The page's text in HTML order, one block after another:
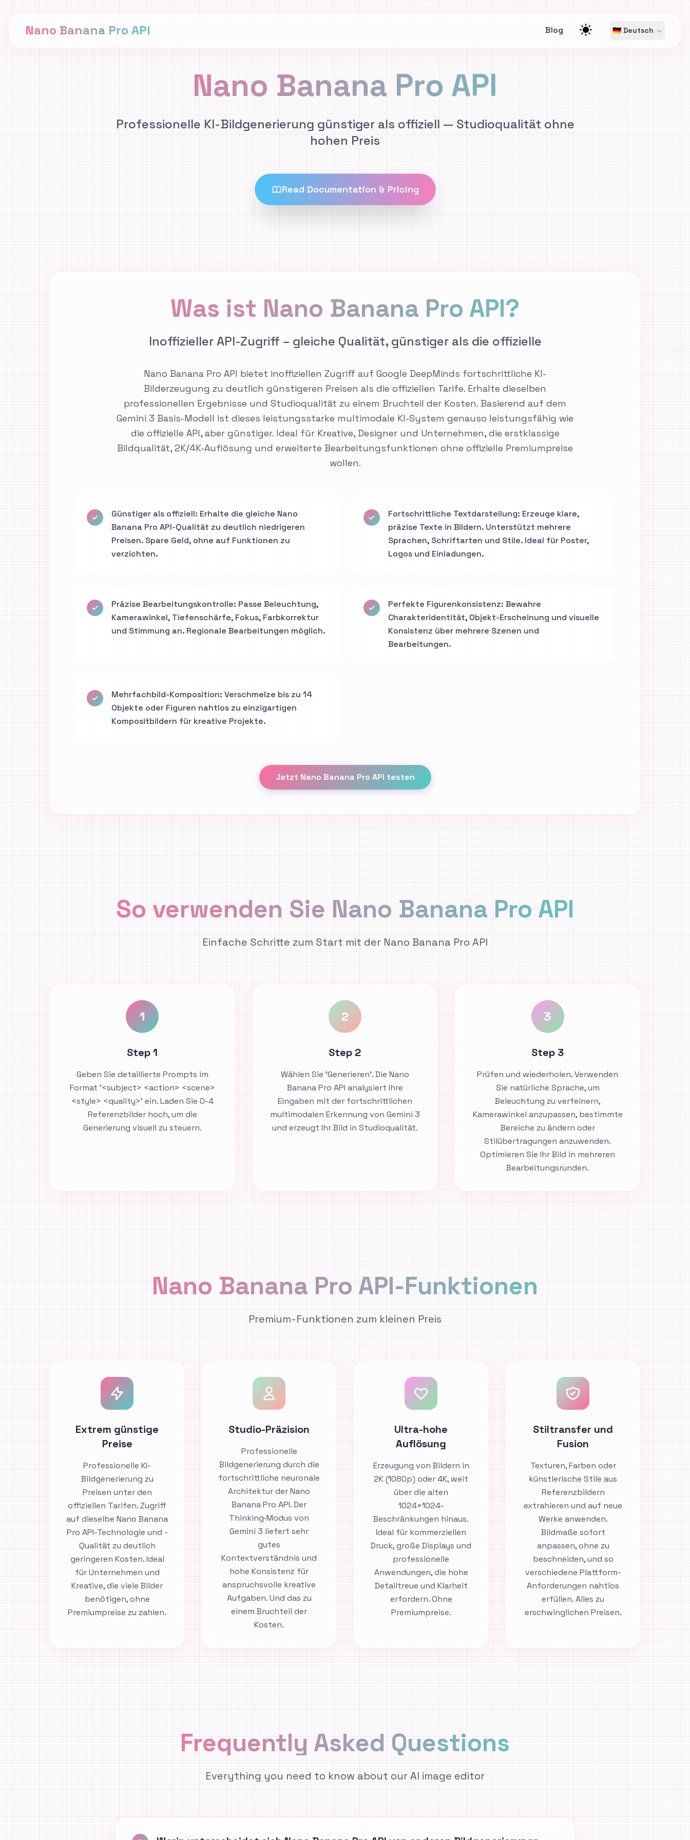
Nano Banana Pro API Blog 🇩🇪 Deutsch
Nano Banana Pro API
Professionelle KI-Bildgenerierung günstiger als offiziell — Studioqualität ohne
hohen Preis
Read Documentation & Pricing
Was ist Nano Banana Pro API?
Inoffizieller API-Zugriff – gleiche Qualität, günstiger als die offizielle
Nano Banana Pro API bietet inoffiziellen Zugriff auf Google DeepMinds fortschrittliche KI-
Bilderzeugung zu deutlich günstigeren Preisen als die offiziellen Tarife. Erhalte dieselben
professionellen Ergebnisse und Studioqualität zu einem Bruchteil der Kosten. Basierend auf dem
Gemini 3 Basis-Modell ist dieses leistungsstarke multimodale KI-System genauso leistungsfähig wie
die offizielle API, aber günstiger. Ideal für Kreative, Designer und Unternehmen, die erstklassige
Bildqualität, 2K/4K-Auflösung und erweiterte Bearbeitungsfunktionen ohne offizielle Premiumpreise
wollen.
Günstiger als offiziell: Erhalte die gleiche Nano
Banana Pro API-Qualität zu deutlich niedrigeren
Preisen. Spare Geld, ohne auf Funktionen zu
verzichten.
Fortschrittliche Textdarstellung: Erzeuge klare,
präzise Texte in Bildern. Unterstützt mehrere
Sprachen, Schriftarten und Stile. Ideal für Poster,
Logos und Einladungen.
Präzise Bearbeitungskontrolle: Passe Beleuchtung,
Kamerawinkel, Tiefenschärfe, Fokus, Farbkorrektur
und Stimmung an. Regionale Bearbeitungen möglich.
Perfekte Figurenkonsistenz: Bewahre
Charakteridentität, Objekt-Erscheinung und visuelle
Konsistenz über mehrere Szenen und
Bearbeitungen.
Mehrfachbild-Komposition: Verschmelze bis zu 14
Objekte oder Figuren nahtlos zu einzigartigen
Kompositbildern für kreative Projekte.
Jetzt Nano Banana Pro API testen
So verwenden Sie Nano Banana Pro API
Einfache Schritte zum Start mit der Nano Banana Pro API
1
Step 1
Geben Sie detaillierte Prompts im
Format '<subject> <action> <scene>
<style> <quality>' ein. Laden Sie 0-4
Referenzbilder hoch, um die
Generierung visuell zu steuern.
2
Step 2
Wählen Sie 'Generieren'. Die Nano
Banana Pro API analysiert Ihre
Eingaben mit der fortschrittlichen
multimodalen Erkennung von Gemini 3
und erzeugt Ihr Bild in Studioqualität.
3
Step 3
Prüfen und wiederholen. Verwenden
Sie natürliche Sprache, um
Beleuchtung zu verfeinern,
Kamerawinkel anzupassen, bestimmte
Bereiche zu ändern oder
Stilübertragungen anzuwenden.
Optimieren Sie Ihr Bild in mehreren
Bearbeitungsrunden.
Nano Banana Pro API-Funktionen
Premium-Funktionen zum kleinen Preis
Extrem günstige
Preise
Professionelle KI-
Bildgenerierung zu
Preisen unter den
offiziellen Tarifen. Zugriff
auf dieselbe Nano Banana
Pro API-Technologie und -
Qualität zu deutlich
geringeren Kosten. Ideal
für Unternehmen und
Kreative, die viele Bilder
benötigen, ohne
Premiumpreise zu zahlen.
Studio-Präzision
Professionelle
Bildgenerierung durch die
fortschrittliche neuronale
Architektur der Nano
Banana Pro API. Der
Thinking‑Modus von
Gemini 3 liefert sehr
gutes
Kontextverständnis und
hohe Konsistenz für
anspruchsvolle kreative
Aufgaben. Und das zu
einem Bruchteil der
Kosten.
Ultra-hohe
Auflösung
Erzeugung von Bildern in
2K (1080p) oder 4K, weit
über die alten
1024×1024-
Beschränkungen hinaus.
Ideal für kommerziellen
Druck, große Displays und
professionelle
Anwendungen, die hohe
Detailtreue und Klarheit
erfordern. Ohne
Premiumpreise.
Stiltransfer und
Fusion
Texturen, Farben oder
künstlerische Stile aus
Referenzbildern
extrahieren und auf neue
Werke anwenden.
Bildmaße sofort
anpassen, ohne zu
beschneiden, und so
verschiedene Plattform-
Anforderungen nahtlos
erfüllen. Alles zu
erschwinglichen Preisen.
Frequently Asked Questions
Everything you need to know about our AI image editor